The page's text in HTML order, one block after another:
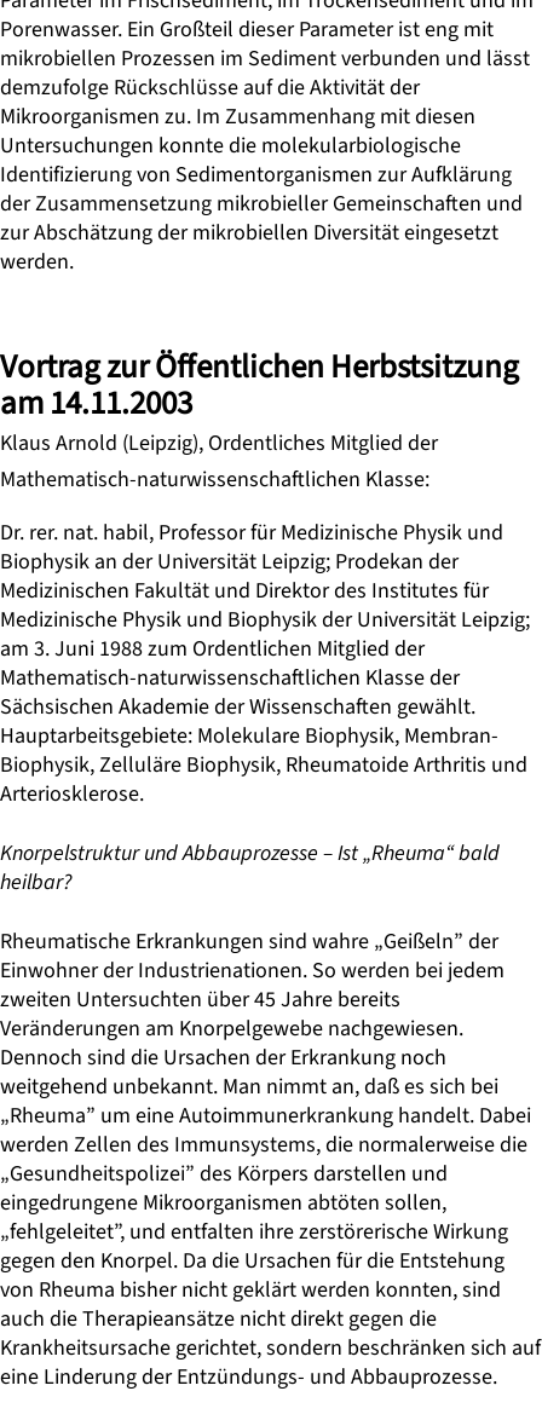
Porenwasser. Ein Großteil dieser Parameter ist eng mit
mikrobiellen Prozessen im Sediment verbunden und lässt
demzufolge Rückschlüsse auf die Aktivität der
Mikroorganismen zu. Im Zusammenhang mit diesen
Untersuchungen konnte die molekularbiologische
Identifizierung von Sedimentorganismen zur Aufklärung
der Zusammensetzung mikrobieller Gemeinschaften und
zur Abschätzung der mikrobiellen Diversität eingesetzt
werden.
Vortrag zur Öffentlichen Herbstsitzung
am 14.11.2003
Klaus Arnold (Leipzig), Ordentliches Mitglied der
Mathematisch-naturwissenschaftlichen Klasse:
Dr. rer. nat. habil, Professor für Medizinische Physik und
Biophysik an der Universität Leipzig; Prodekan der
Medizinischen Fakultät und Direktor des Institutes für
Medizinische Physik und Biophysik der Universität Leipzig;
am 3. Juni 1988 zum Ordentlichen Mitglied der
Mathematisch-naturwissenschaftlichen Klasse der
Sächsischen Akademie der Wissenschaften gewählt.
Hauptarbeitsgebiete: Molekulare Biophysik, Membran-
Biophysik, Zelluläre Biophysik, Rheumatoide Arthritis und
Arteriosklerose.
Knorpelstruktur und Abbauprozesse – Ist „Rheuma“ bald
heilbar?
Rheumatische Erkrankungen sind wahre „Geißeln” der
Einwohner der Industrienationen. So werden bei jedem
zweiten Untersuchten über 45 Jahre bereits
Veränderungen am Knorpelgewebe nachgewiesen.
Dennoch sind die Ursachen der Erkrankung noch
weitgehend unbekannt. Man nimmt an, daß es sich bei
„Rheuma” um eine Autoimmunerkrankung handelt. Dabei
werden Zellen des Immunsystems, die normalerweise die
„Gesundheitspolizei” des Körpers darstellen und
eingedrungene Mikroorganismen abtöten sollen,
„fehlgeleitet”, und entfalten ihre zerstörerische Wirkung
gegen den Knorpel. Da die Ursachen für die Entstehung
von Rheuma bisher nicht geklärt werden konnten, sind
auch die Therapieansätze nicht direkt gegen die
Krankheitsursache gerichtet, sondern beschränken sich auf
eine Linderung der Entzündungs- und Abbauprozesse.